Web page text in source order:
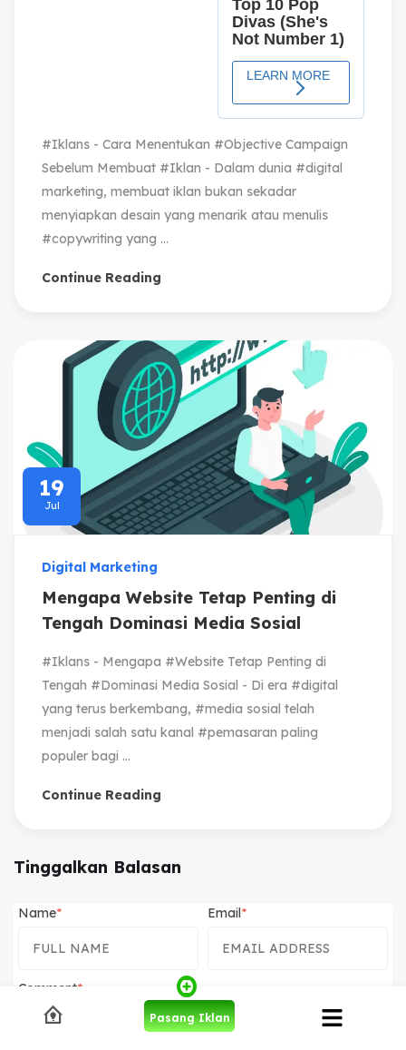
#Iklans - Cara Menentukan #Objective Campaign
Sebelum Membuat #Iklan - Dalam dunia #digital
marketing, membuat iklan bukan sekadar
menyiapkan desain yang menarik atau menulis
#copywriting yang ...
Continue Reading
19
Jul
Digital Marketing
Mengapa Website Tetap Penting di
Tengah Dominasi Media Sosial
#Iklans - Mengapa #Website Tetap Penting di
Tengah #Dominasi Media Sosial - Di era #digital
yang terus berkembang, #media sosial telah
menjadi salah satu kanal #pemasaran paling
populer bagi ...
Continue Reading
Tinggalkan Balasan
Name Email
Comment
Pasang Iklan